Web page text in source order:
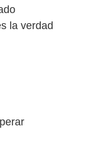
la verdad